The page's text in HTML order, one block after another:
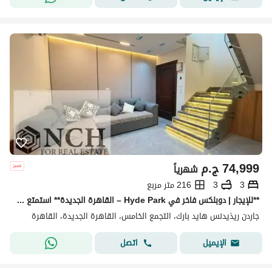
ج.م74,999 شهرياً
3
3
216 متر مربع
**للإيجار | دوبلكس فاخر في Hyde Park – القاهرة الجديدة** استمتع بأسلوب حياة راقٍ داخل **Hyde Park New Cairo**، أحد أرقى المجتمعات السكنية في القاهرة
جاردن ريذيدنس هايد بارك، التجمع الخامس، القاهرة الجديدة، القاهرة
الإيميل
اتصل